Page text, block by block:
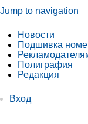
Jump to navigation
Новости
Подшивка
Полиграфия
Редакция
Вход